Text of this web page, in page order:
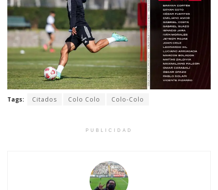
Tags: Citados Colo Colo Colo-Colo
PUBLICIDAD